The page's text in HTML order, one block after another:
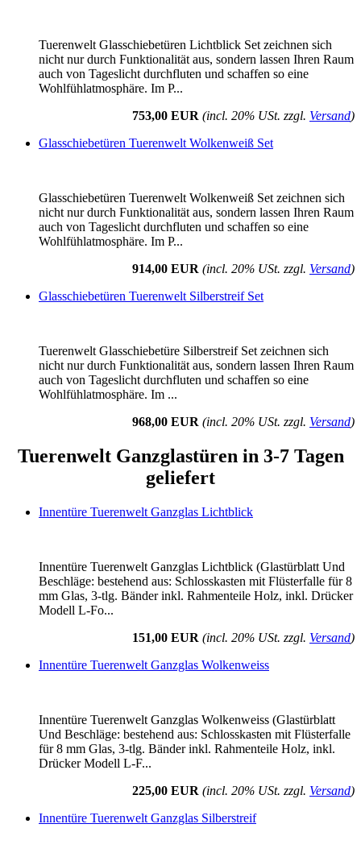
Tuerenwelt Glasschiebetüren Lichtblick Set zeichnen sich
nicht nur durch Funktionalität aus, sondern lassen Ihren Raum
auch von Tageslicht durchfluten und schaffen so eine
Wohlfühlatmosphäre. Im P...
753,00 EUR (incl. 20% USt. zzgl. Versand)
Glasschiebetüren Tuerenwelt Wolkenweiß Set
Glasschiebetüren Tuerenwelt Wolkenweiß Set zeichnen sich
nicht nur durch Funktionalität aus, sondern lassen Ihren Raum
auch von Tageslicht durchfluten und schaffen so eine
Wohlfühlatmosphäre. Im P...
914,00 EUR (incl. 20% USt. zzgl. Versand)
Glasschiebetüren Tuerenwelt Silberstreif Set
Tuerenwelt Glasschiebetüre Silberstreif Set zeichnen sich
nicht nur durch Funktionalität aus, sondern lassen Ihren Raum
auch von Tageslicht durchfluten und schaffen so eine
Wohlfühlatmosphäre. Im ...
968,00 EUR (incl. 20% USt. zzgl. Versand)
Tuerenwelt Ganzglastüren in 3-7 Tagen
geliefert
Innentüre Tuerenwelt Ganzglas Lichtblick
Innentüre Tuerenwelt Ganzglas Lichtblick (Glastürblatt Und
Beschläge: bestehend aus: Schlosskasten mit Flüsterfalle für 8
mm Glas, 3-tlg. Bänder inkl. Rahmenteile Holz, inkl. Drücker
Modell L-Fo...
151,00 EUR (incl. 20% USt. zzgl. Versand)
Innentüre Tuerenwelt Ganzglas Wolkenweiss
Innentüre Tuerenwelt Ganzglas Wolkenweiss (Glastürblatt
Und Beschläge: bestehend aus: Schlosskasten mit Flüsterfalle
für 8 mm Glas, 3-tlg. Bänder inkl. Rahmenteile Holz, inkl.
Drücker Modell L-F...
225,00 EUR (incl. 20% USt. zzgl. Versand)
Innentüre Tuerenwelt Ganzglas Silberstreif